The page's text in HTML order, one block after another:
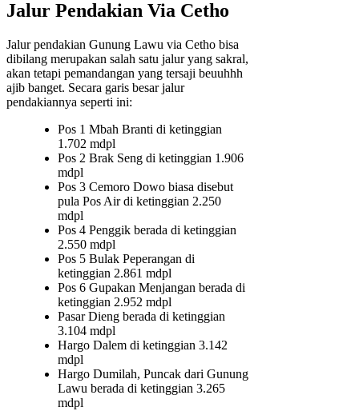
Jalur Pendakian Via Cetho
Jalur pendakian Gunung Lawu via Cetho bisa
dibilang merupakan salah satu jalur yang sakral,
akan tetapi pemandangan yang tersaji beuuhhh
ajib banget. Secara garis besar jalur
pendakiannya seperti ini:
Pos 1 Mbah Branti di ketinggian
1.702 mdpl
Pos 2 Brak Seng di ketinggian 1.906
mdpl
Pos 3 Cemoro Dowo biasa disebut
pula Pos Air di ketinggian 2.250
mdpl
Pos 4 Penggik berada di ketinggian
2.550 mdpl
Pos 5 Bulak Peperangan di
ketinggian 2.861 mdpl
Pos 6 Gupakan Menjangan berada di
ketinggian 2.952 mdpl
Pasar Dieng berada di ketinggian
3.104 mdpl
Hargo Dalem di ketinggian 3.142
mdpl
Hargo Dumilah, Puncak dari Gunung
Lawu berada di ketinggian 3.265
mdpl